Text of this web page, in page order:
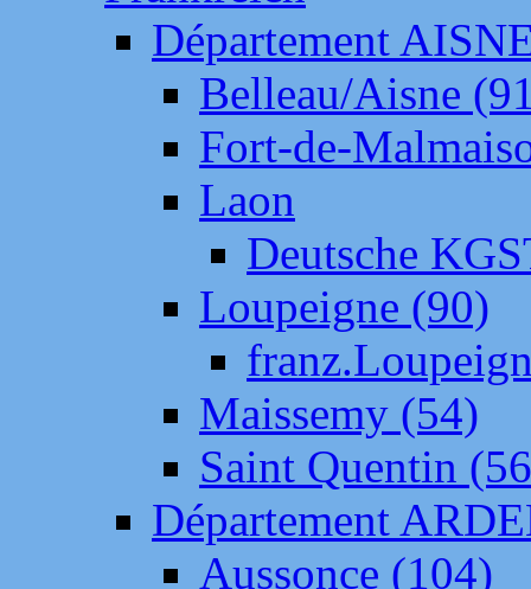
Département
Belleau/Aisne
Fort-de-
Laon
Deutsche
Loupeigne (90)
Maissemy (54)
Saint Quentin
Département
Aussonce (104)